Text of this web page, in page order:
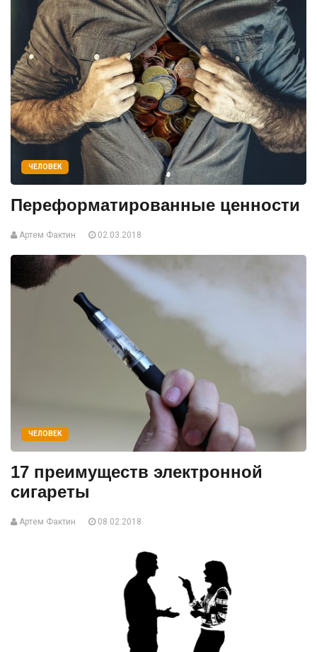
ЧЕЛОВЕК
Переформатированные ценности
Артем Фактин 02.03.2018
ЧЕЛОВЕК
17 преимуществ электронной
сигареты
Артем Фактин 08.02.2018